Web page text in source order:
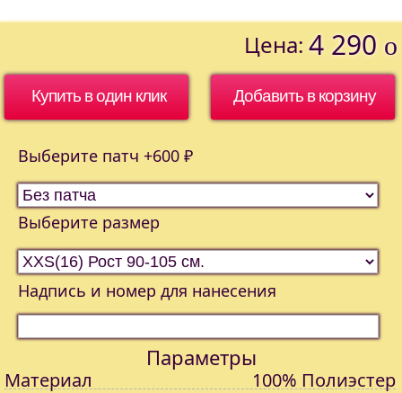
Цена: 4 290 o
Купить в один клик
Выберите патч +600 ₽
Выберите размер
Надпись и номер для нанесения
Параметры
Материал
100% Полиэстер